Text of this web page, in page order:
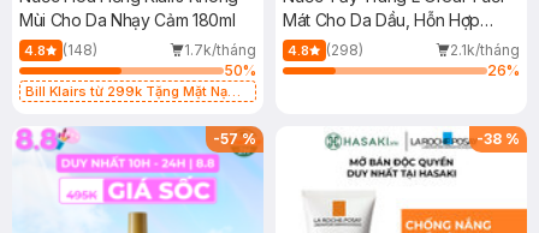
Mùi Cho Da Nhạy Cảm 180ml
4.8 (148)
1.7k/tháng
50%
Bill Klairs từ 299k Tặng Mặt Nạ
25ml (SL Có Hạn)
Mát Cho Da Dầu, Hỗn Hợp
400ml
4.8 (298)
2.1k/tháng
26%
-57% -38 %